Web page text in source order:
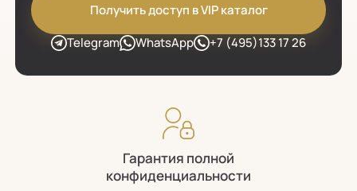
Получить доступ в VIP каталог
Telegram
WhatsApp +7 (495)133 17 26
Гарантия полной
конфиденциальности